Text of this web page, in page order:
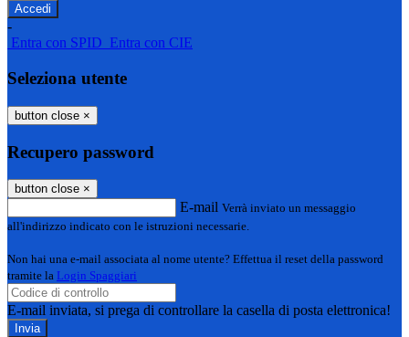
-
Entra con SPID Entra con CIE
Seleziona utente
button close ×
Recupero password
button close ×
E-mail Verrà inviato un messaggio
all'indirizzo indicato con le istruzioni necessarie.
Non hai una e-mail associata al nome utente? Effettua il reset della password
tramite la Login Spaggiari
E-mail inviata, si prega di controllare la casella di posta elettronica!